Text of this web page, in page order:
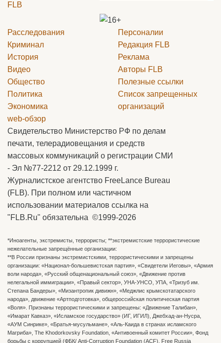
Расследования
Криминал
История
Видео
Общество
Политика
Экономика
web-обзор
Персоналии
Редакция FLB
Реклама
Авторы FLB
Полезные ссылки
Список запрещенных
организаций
Свидетельство Министерство РФ по делам
печати, телерадиовещания и средств
массовых коммуникаций о регистрации СМИ
- Эл №77-2212 от 29.12.1999 г.
Журналистское агентство FreeLance Bureau
(FLB). При полном или частичном
использовании материалов ссылка на
"FLB.Ru" обязательна ©1999-2026
*Иноагенты, экстремисты, террористы; **экстремистские террористические
нежелательные запрещённые организации:
**В России признаны экстремистскими, террористическими и запрещены
организации: «Национал-большевистская партия», «Свидетели Иеговы», «Армия
воли народа», «Русский общенациональный союз», «Движение против
нелегальной иммиграции», «Правый сектор», УНА-УНСО, УПА, «Тризуб им.
Степана Бандеры», «Мизантропик дивижн», «Меджлис крымскотатарского
народа», движение «Артподготовка», общероссийская политическая партия
«Воля». Признаны террористическими и запрещены: «Движение Талибан»,
«Имарат Кавказ», «Исламское государство» (ИГ, ИГИЛ), Джебхад-ан-Нусра,
«АУМ Синрике», «Братья-мусульмане», «Аль-Каида в странах исламского
Магриба», The Khodorkovsky Foundation, «Антивоенный комитет России», Фонд
борьбы с коррупцией (ФБК/ Anti-Corruption Foundation (ACF), Free Russia